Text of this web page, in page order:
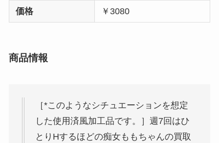
価格 ￥3080
商品情報
［*このようなシチュエーションを想定
した使用済風加工品です。］週7回はひ
とりHするほどの痴女ももちゃんの買取